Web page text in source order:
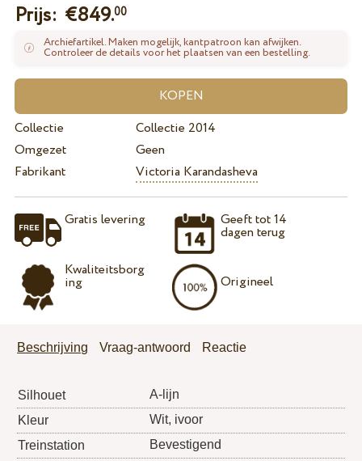
Prijs: €849.00
Archiefartikel. Maken mogelijk, kantpatroon kan afwijken.
Controleer de details voor het plaatsen van een bestelling.
Collectie
Collectie 2014
Omgezet
Geen
Fabrikant
Victoria Karandasheva
Gratis levering
Kwaliteitsborg
ing
Geeft tot 14
dagen terug
Origineel
Beschrijving Vraag-antwoord Reactie
Silhouet
A-lijn
Kleur
Wit, ivoor
Treinstation
Bevestigend